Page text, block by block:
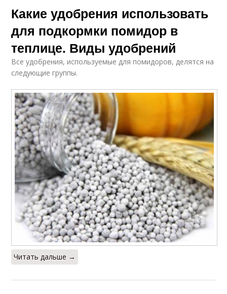
Какие удобрения использовать
для подкормки помидор в
теплице. Виды удобрений
Все удобрения, используемые для помидоров, делятся на
следующие группы.
Читать дальше →